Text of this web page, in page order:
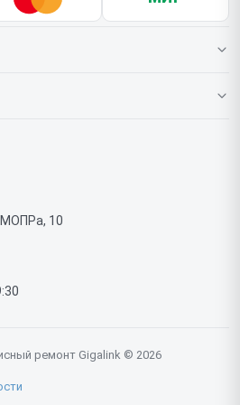
МОПРа, 10
ремонт Gigalink © 2026